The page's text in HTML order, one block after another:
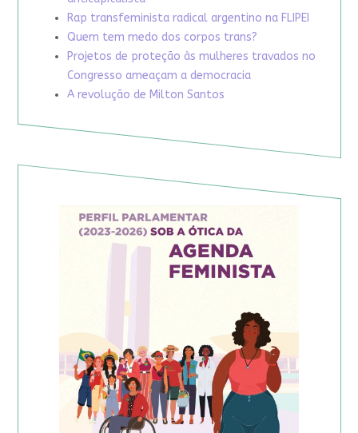
Rap transfeminista radical argentino na FLIPEI
Quem tem medo dos corpos trans?
Projetos de proteção às mulheres travados no
Congresso ameaçam a democracia
A revolução de Milton Santos